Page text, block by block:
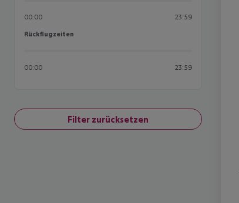
00:00 23:59
Rückflugzeiten
Rückflugzeiten
00:00 23:59
Filter zurücksetzen